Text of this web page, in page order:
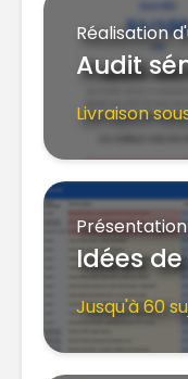
Réalisation
Audit
Livraison
Idées
Jusqu'à 60